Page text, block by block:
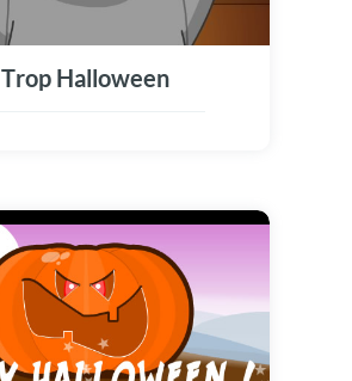
Trop Halloween